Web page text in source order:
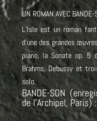
UN ROMAN AVEC BANDE-
L’Isle est un roman
d’une des grandes
piano, la Sonate op. 5
Brahms, Debussy et
solo.
BANDE-SON
de l’Archipel, Paris) :